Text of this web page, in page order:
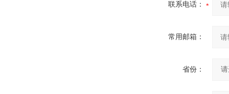
联系电话：
常用邮箱：
省份：